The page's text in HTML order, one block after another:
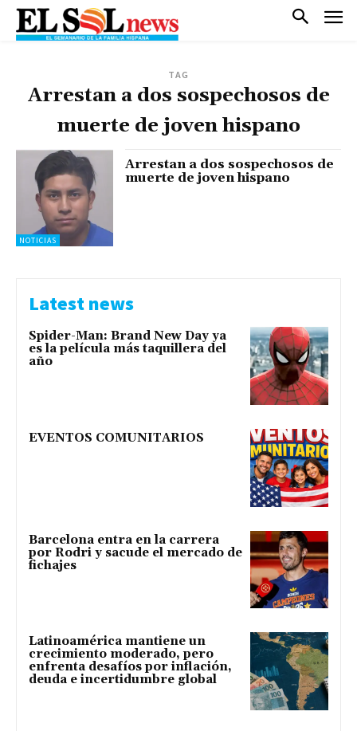
TAG
Arrestan a dos sospechosos de
muerte de joven hispano
NOTICIAS
Arrestan a dos sospechosos de
muerte de joven hispano
Latest news
Spider-Man: Brand New Day ya
es la película más taquillera del
año
EVENTOS COMUNITARIOS
Barcelona entra en la carrera
por Rodri y sacude el mercado de
fichajes
Latinoamérica mantiene un
crecimiento moderado, pero
enfrenta desafíos por inflación,
deuda e incertidumbre global